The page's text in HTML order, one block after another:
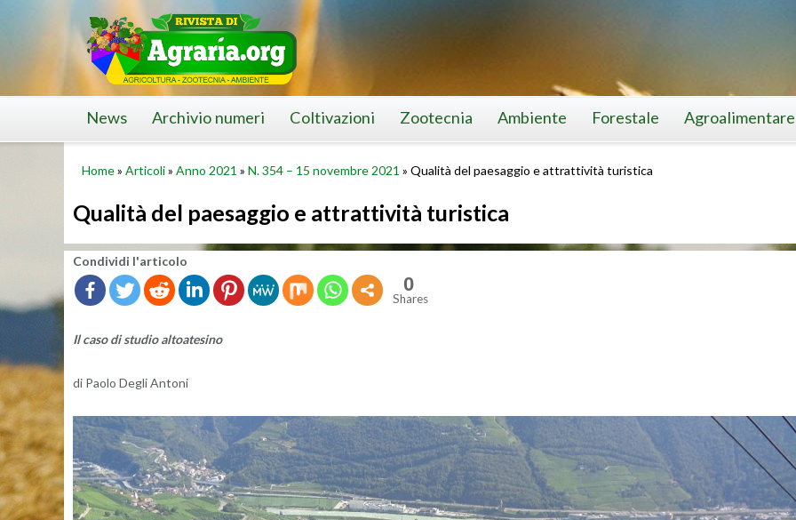
News Archivio numeri Coltivazioni Zootecnia Ambiente Forestale Agroalimentare
Home» Articoli» Anno 2021 » N. 354 – 15 novembre 2021 » Qualità del paesaggio e attrattività turistica
Qualità del paesaggio e attrattività turistica
Con­di­vi­di l'ar­ti­co­lo
0
Shares
Il caso di stu­dio al­toa­te­si­no
di Paolo Degli An­to­ni